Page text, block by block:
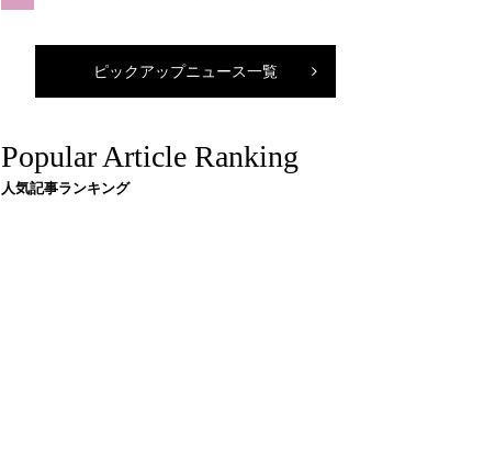
ピックアップニュース一覧
Popular Article Ranking
人気記事ランキング